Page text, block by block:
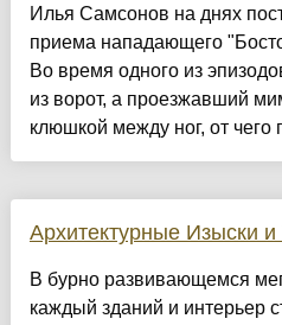
Илья Самсонов на днях
приема нападающего
Во время одного из
из ворот, а проезжавший
клюшкой между ног, от чего
Архитектурные Изыски
​В бурно развивающемся
каждый зданий и интерьер